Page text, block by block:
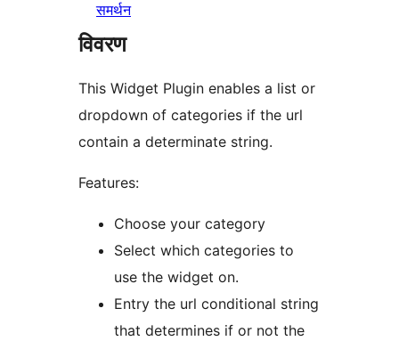
समर्थन
विवरण
This Widget Plugin enables a list or
dropdown of categories if the url
contain a determinate string.
Features:
Choose your category
Select which categories to
use the widget on.
Entry the url conditional string
that determines if or not the